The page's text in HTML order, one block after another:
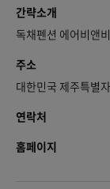
간략소개
독채펜션 에어비앤비
주소
대한민국 제주특별
연락처
홈페이지